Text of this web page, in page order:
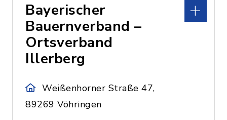
Bayerischer
Bauernverband –
Ortsverband
Illerberg
Weißenhorner Straße 47,
89269 Vöhringen